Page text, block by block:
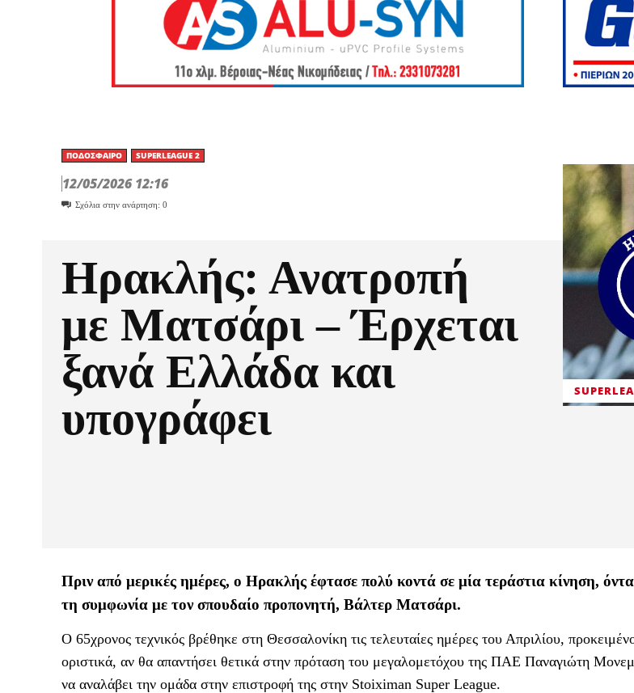
ΠΟΔΌΣΦΑΙΡΟ SUPERLEAGUE 2
12/05/2026 12:16
Σχόλια στην ανάρτηση: 0
Ηρακλής: Ανατροπή
με Ματσάρι – Έρχεται
ξανά Ελλάδα και
υπογράφει
Πριν από μερικές ημέρες, ο Ηρακλής έφτασε πολύ κοντά σε μία τεράστια κίνηση,
τη συμφωνία με τον σπουδαίο προπονητή, Βάλτερ Ματσάρι.
Ο 65χρονος τεχνικός βρέθηκε στη Θεσσαλονίκη τις τελευταίες ημέρες του Απριλίου,
οριστικά, αν θα απαντήσει θετικά στην πρόταση του μεγαλομετόχου της ΠΑΕ Παναγιώτη
να αναλάβει την ομάδα στην επιστροφή της στην Stoiximan Super League.